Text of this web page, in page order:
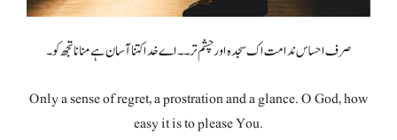
صرف احساس ندامت اک سجدہ اور چشم تر۔۔ اے خدا کتنا آسان ہے منانا تجھ کو۔
Only a sense of regret, a prostration and a glance. O God, how
easy it is to please You.